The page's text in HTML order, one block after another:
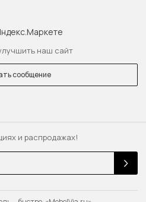
и распродажах!
наш сайт
сообщение